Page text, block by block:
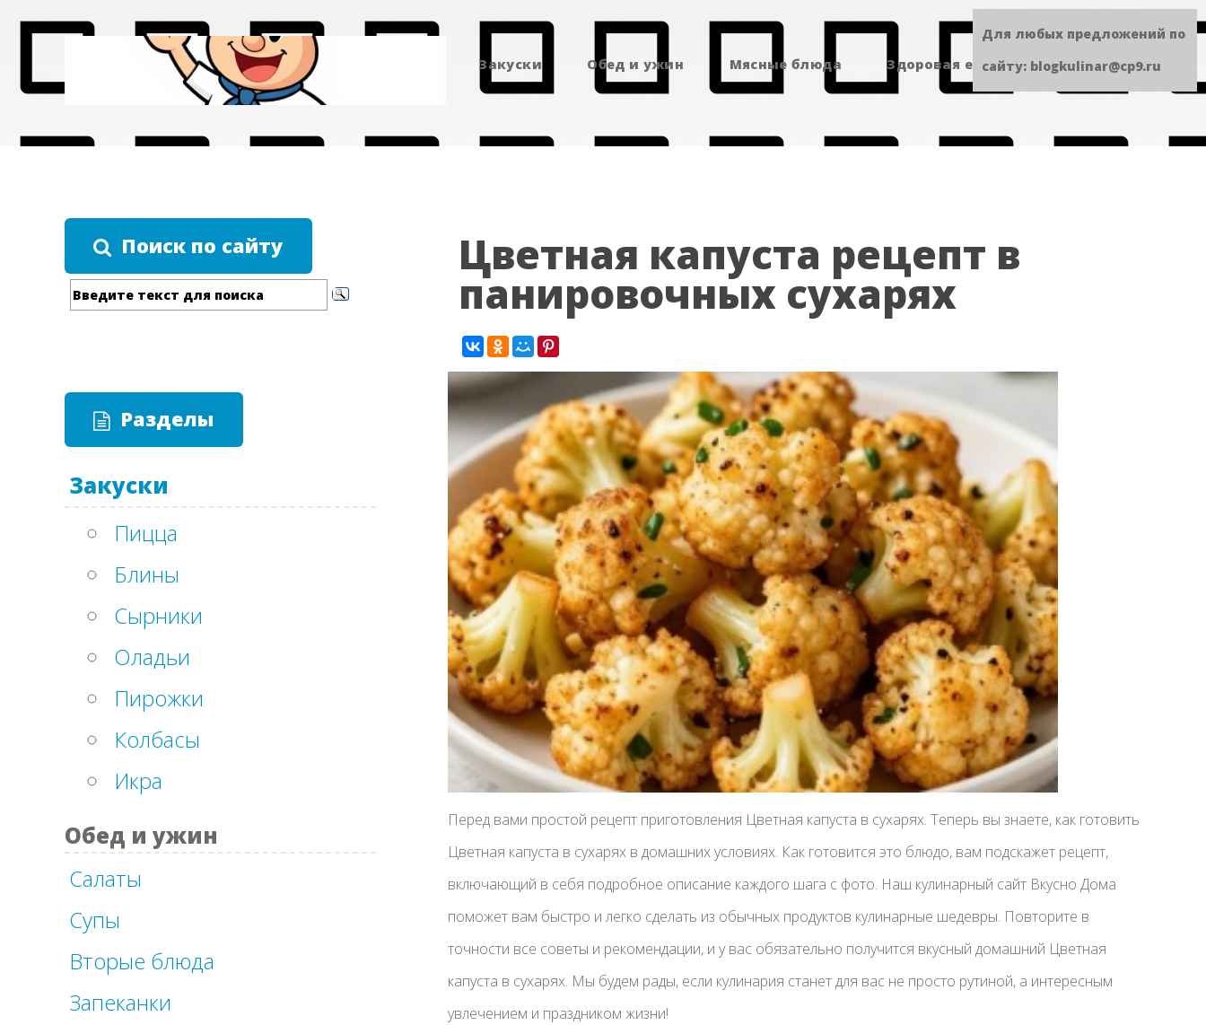
Закуски Обед и ужин Мясные блюда Здоровая еда Сладенькое
Поиск по сайту
Разделы
Закуски
Пицца
Блины
Сырники
Оладьи
Пирожки
Колбасы
Икра
Обед и ужин
Салаты
Супы
Вторые блюда
Запеканки
Цветная капуста рецепт в
панировочных сухарях
Перед вами простой рецепт приготовления Цветная капуста в сухарях. Теперь вы знаете, как готовить
Цветная капуста в сухарях в домашних условиях. Как готовится это блюдо, вам подскажет рецепт,
включающий в себя подробное описание каждого шага с фото. Наш кулинарный сайт Вкусно Дома
поможет вам быстро и легко сделать из обычных продуктов кулинарные шедевры. Повторите в
точности все советы и рекомендации, и у вас обязательно получится вкусный домашний Цветная
капуста в сухарях. Мы будем рады, если кулинария станет для вас не просто рутиной, а интересным
увлечением и праздником жизни!
Для любых предложений по
сайту: blogkulinar@cp9.ru